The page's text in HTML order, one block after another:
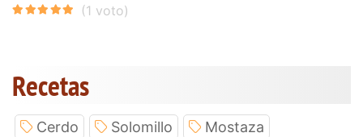
Recetas
Cerdo Solomillo Mostaza